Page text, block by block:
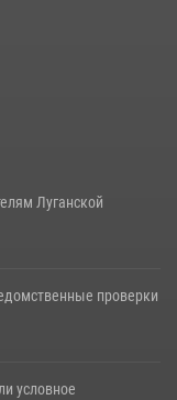
Луганской
проверки
условное